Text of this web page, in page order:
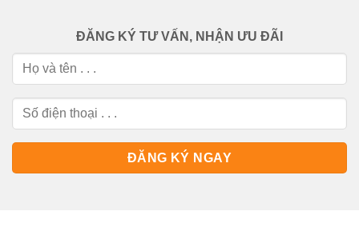
ĐĂNG KÝ TƯ VẤN, NHẬN ƯU ĐÃI